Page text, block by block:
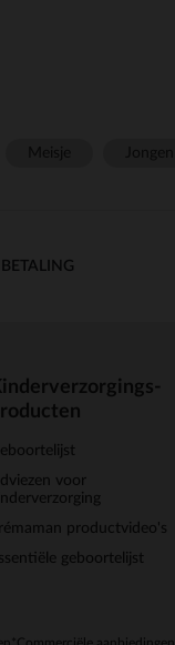
voor
productvideo's
geboortelijst